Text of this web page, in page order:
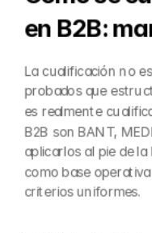
en B2B:
La cualificación no
probados que
es realmente
B2B son BANT,
aplicarlos al pie de
como base
criterios uniformes.